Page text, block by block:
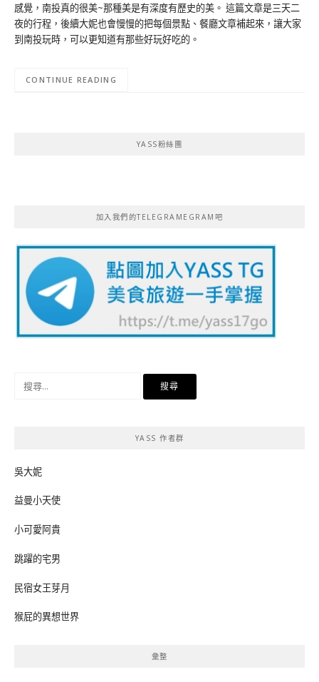
感覺，南投真的很美~那種美是有深度有歷史的美。 這篇文章是三天二
夜的行程，後續大妮也會慢慢的把每個景點、餐廳文章補起來，讓大家
到南投玩時，可以更知道有那些好玩好吃的。
CONTINUE READING
YASS粉絲團
加入我們的TELEGRAMEGRAM吧
YASS 作者群
吳大妮
益曼小天使
小可愛阿貴
跳躍的宅男
民宿女王芽月
猴屁的異想世界
彙整